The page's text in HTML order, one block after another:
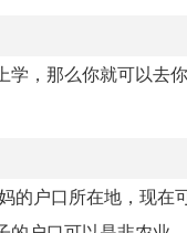
，那么你就可以去
的户口所在地，现在